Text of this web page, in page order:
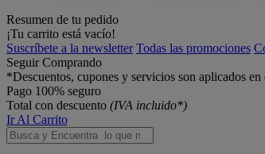
Resumen de tu pedido
¡Tu carrito está vacío!
Suscríbete a la newsletter Todas las promociones
Seguir Comprando
*Descuentos, cupones y servicios son aplicados
Pago 100% seguro
Total con descuento (IVA incluido*)
Ir Al Carrito